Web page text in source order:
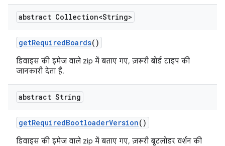
abstract Collection<String>
getRequiredBoards()
डिवाइस की इमेज वाले zip में बताए गए, ज़रूरी बोर्ड टाइप की
जानकारी देता है.
abstract String
getRequiredBootloaderVersion()
डिवाइस की इमेज वाले zip में बताए गए, ज़रूरी बूटलोडर वर्शन की